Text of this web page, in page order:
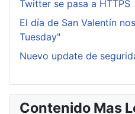
Twitter se pasa a HTTPS
El día de San Valentín
Tuesday"
Nuevo update de
Contenido Mas